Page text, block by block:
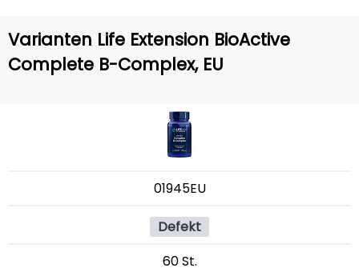
Varianten Life Extension BioActive
Complete B-Complex, EU
01945EU
Defekt
60 St.